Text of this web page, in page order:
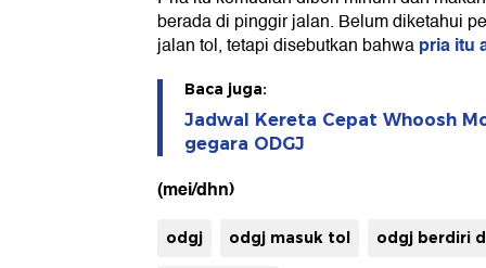
berada di pinggir jalan. Belum diketahui
jalan tol, tetapi disebutkan bahwapria itu
Baca juga:
Jadwal Kereta Cepat Whoosh
gegara ODGJ
(mei/dhn)
odgj odgj masuk tol odgj berdiri